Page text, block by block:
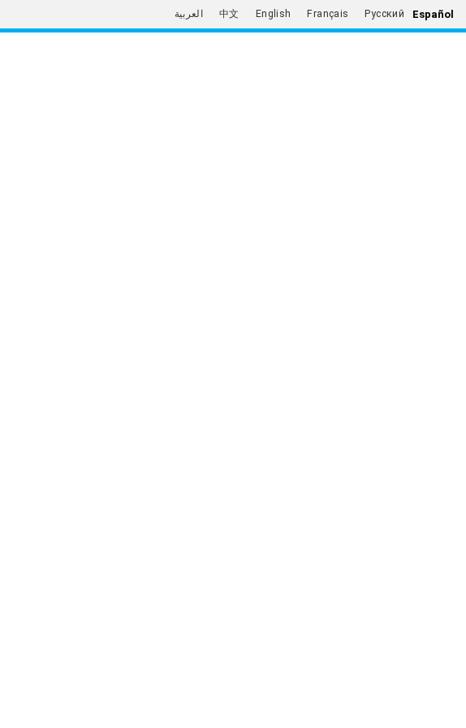
العربية 中文 English Français Русский Español